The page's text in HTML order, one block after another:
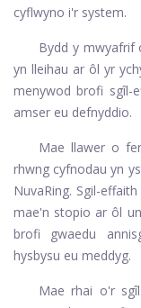
cyflwyno i'r system.
Bydd y mwyafrif
yn lleihau ar ôl yr
menywod brofi sgîl-
amser eu defnyddio.
Mae llawer o
rhwng cyfnodau yn
NuvaRing. Sgil-
mae'n stopio ar ôl
brofi gwaedu
hysbysu eu meddyg.
Mae rhai o'r